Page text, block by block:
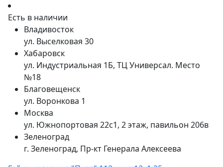
Есть в наличии
Владивосток
ул. Выселковая 30
Хабаровск
ул. Индустриальная 1Б, ТЦ Универсал. Место
№18
Благовещенск
ул. Воронкова 1
Москва
ул. Южнопортовая 22с1, 2 этаж, павильон 206в
Зеленоград
г. Зеленоград, Пр-кт Генерала Алексеева